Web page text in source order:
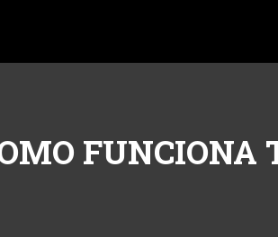
FUNCIONA